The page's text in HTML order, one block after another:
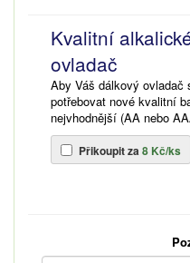
Kvalitní
ovladač
Aby Váš dálkový ovladač
potřebovat nové kvalitní
nejvhodnější (AA nebo
Přikoupit za8 Kč/ks